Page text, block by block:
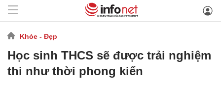
Khỏe - Đẹp
Học sinh THCS sẽ được trải nghiệm
thi như thời phong kiến